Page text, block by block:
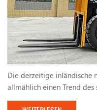
Die derzeitige inländische
allmählich einen Trend
nach Gabelstapeln